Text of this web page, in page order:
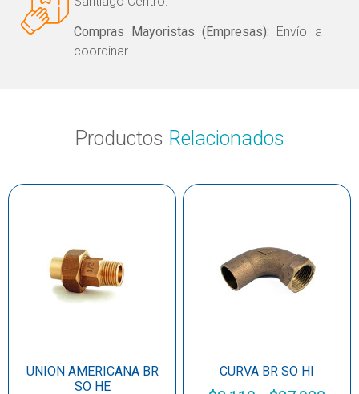
Compras Mayoristas (Empresas): Envío a
coordinar.
Productos Relacionados
UNION AMERICANA BR
SO HE
CURVA BR SO HI